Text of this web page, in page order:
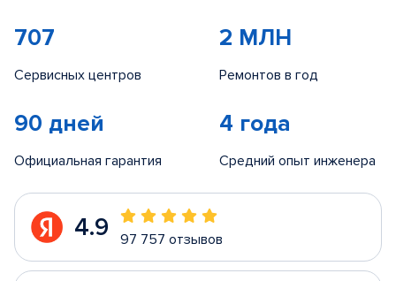
707
Сервисных центров
2 МЛН
Ремонтов в год
90 дней
Официальная гарантия
4 года
Средний опыт инженера
4.9 97 757 отзывов